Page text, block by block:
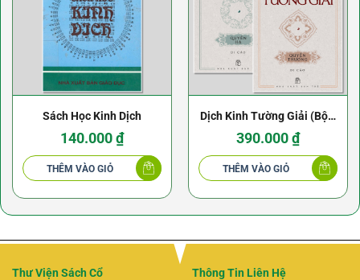
Sách Học Kinh Dịch
140.000₫
THÊM VÀO GIỎ
Dịch Kinh Tường Giải (Bộ 2
quyển)
390.000₫
THÊM VÀO GIỎ
Thư Viện Sách Cổ Thông Tin Liên Hệ